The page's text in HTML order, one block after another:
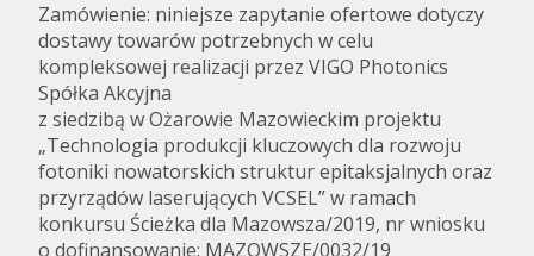
Zamówienie: niniejsze zapytanie ofertowe dotyczy
dostawy towarów potrzebnych w celu
kompleksowej realizacji przez VIGO Photonics
Spółka Akcyjna
z siedzibą w Ożarowie Mazowieckim projektu
„Technologia produkcji kluczowych dla rozwoju
fotoniki nowatorskich struktur epitaksjalnych oraz
przyrządów laserujących VCSEL” w ramach
konkursu Ścieżka dla Mazowsza/2019, nr wniosku
o dofinansowanie: MAZOWSZE/0032/19